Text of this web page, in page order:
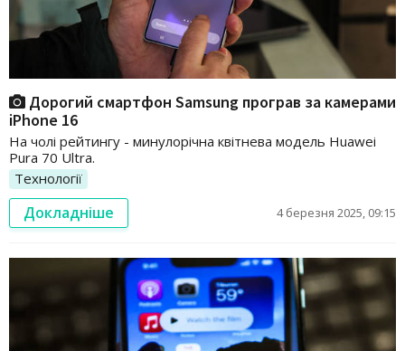
Дорогий смартфон Samsung програв за камерами
iPhone 16
На чолі рейтингу - минулорічна квітнева модель Huawei
Pura 70 Ultra.
Технології
Докладніше 4 березня 2025, 09:15